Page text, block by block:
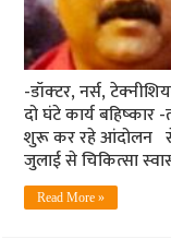
-डॉक्‍टर, नर्स,
दो घंटे कार्य
शुरू कर रहे आंदोलन
जुलाई से चिकित्‍सा
Read More »